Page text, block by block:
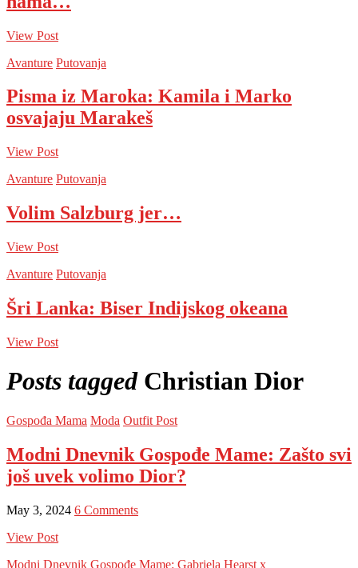
View Post
Avanture Putovanja
Pisma iz Maroka: Kamila i Marko
osvajaju Marakeš
View Post
Avanture Putovanja
Volim Salzburg jer…
View Post
Avanture Putovanja
Šri Lanka: Biser Indijskog okeana
View Post
Posts tagged Christian Dior
Gospođa Mama Moda Outfit Post
Modni Dnevnik Gospođe Mame: Zašto svi
još uvek volimo Dior?
May 3, 2024 6 Comments
View Post
Modni Dnevnik Gospođe Mame: Gabriela Hearst x